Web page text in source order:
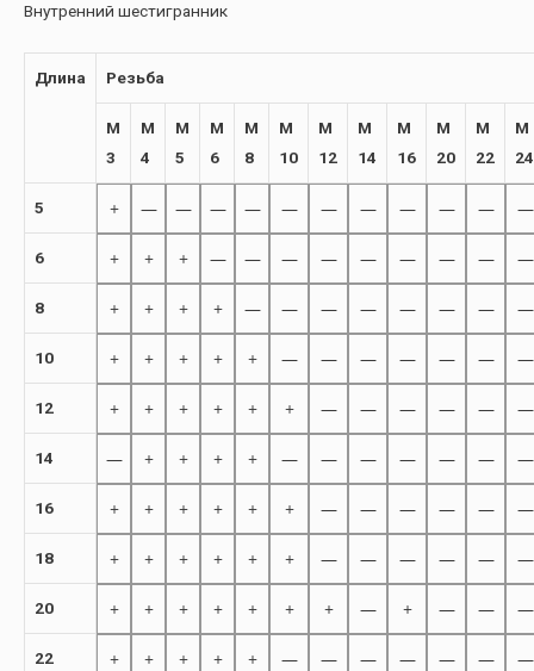
Внутренний шестигранник
Длина Резьба
M
3
M
4
M
5
M
6
M
8
M
10
M
12
M
14
M
16
M
20
M
22
M
24
5 + — — — — — — — — — — —
6 + + + — — — — — — — — —
8 + + + + — — — — — — — —
10 + + + + + — — — — — — —
12 + + + + + + — — — — — —
14 — + + + + — — — — — — —
16 + + + + + + — — — — — —
18 + + + + + + — — — — — —
20 + + + + + + + — + — — —
22 + + + + + — — — — — — —